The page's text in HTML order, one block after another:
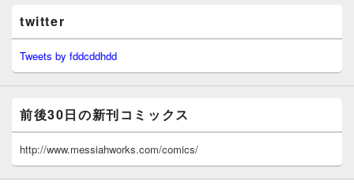
twitter
Tweets by fddcddhdd
前後30日の新刊コミックス
http://www.messiahworks.com/comics/